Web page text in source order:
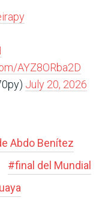
AYZ8ORba2D
July 20, 2026
Abdo Benítez
#final del Mundial